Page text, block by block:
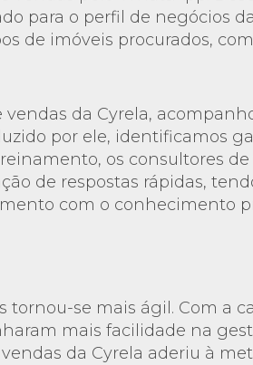
para o perfil de negócios
de imóveis procurados,
vendas da Cyrela,
por ele, identificamos
os consultores
de respostas rápidas,
com o conhecimento
tornou-se mais ágil. Com a
mais facilidade na
da Cyrela aderiu à